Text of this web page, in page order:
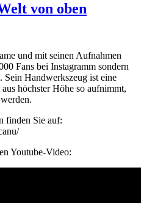
von oben
und mit seinen Aufnahmen
Fans bei Instagramm sondern
Sein Handwerkszeug ist eine
höchster Höhe so aufnimmt,
finden Sie auf:
Youtube-Video: